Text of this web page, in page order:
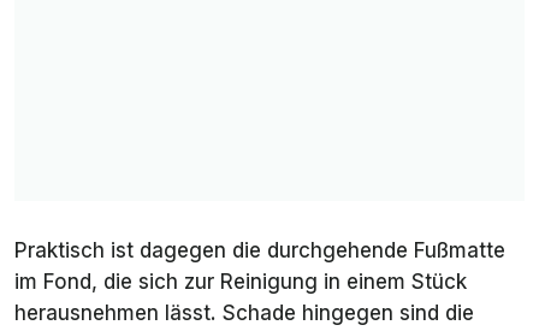
Praktisch ist dagegen die durchgehende Fußmatte
im Fond, die sich zur Reinigung in einem Stück
herausnehmen lässt. Schade hingegen sind die